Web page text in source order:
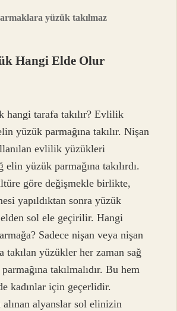
yüzük takılmaz
Hangi Elde Olur
hangi tarafa takılır? Evlilik
yüzük parmağına takılır. Nişan
evlilik yüzükleri
elin yüzük parmağına takılırdı.
göre değişmekle birlikte,
yapıldıktan sonra yüzük
sol ele geçirilir. Hangi
Sadece nişan veya nişan
takılan yüzükler her zaman sağ
takılmalıdır. Bu hem
kadınlar için geçerlidir.
alınan alyanslar sol elinizin